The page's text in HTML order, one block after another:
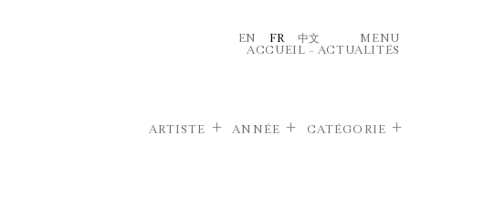
EN FR 中文
MENU
ACCUEIL – ACTUALITÉS
ARTISTE ANNÉE CATÉGORIE